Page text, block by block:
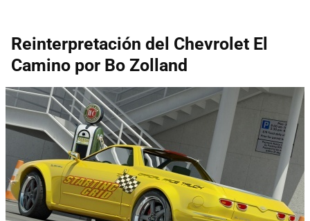
Reinterpretación del Chevrolet El
Camino por Bo Zolland